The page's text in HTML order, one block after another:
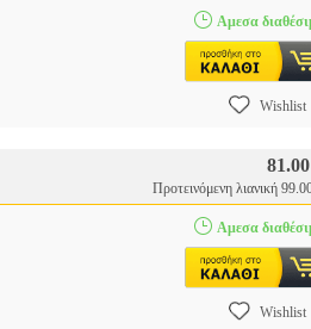
Αμεσα
Wishlist
Προτεινόμενη λιανική
Αμεσα
Wishlist